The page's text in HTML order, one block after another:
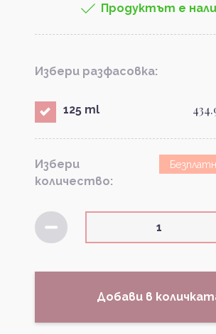
Продуктът е
Избери разфасовка:
125 ml
Избери
количество:
Добави в